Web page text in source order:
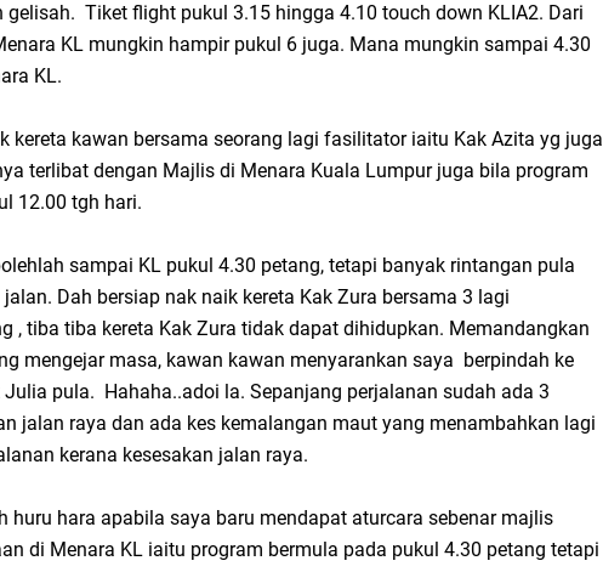
gelisah. Tiket flight pukul 3.15 hingga 4.10 touch down KLIA2. Dari
KL mungkin hampir pukul 6 juga. Mana mungkin sampai 4.30
KL.
kereta kawan bersama seorang lagi fasilitator iaitu Kak Azita yg juga
terlibat dengan Majlis di Menara Kuala Lumpur juga bila program
12.00 tgh hari.
sampai KL pukul 4.30 petang, tetapi banyak rintangan pula
Dah bersiap nak naik kereta Kak Zura bersama 3 lagi
, tiba tiba kereta Kak Zura tidak dapat dihidupkan. Memandangkan
mengejar masa, kawan kawan menyarankan saya berpindah ke
Julia pula. Hahaha..adoi la. Sepanjang perjalanan sudah ada 3
jalan raya dan ada kes kemalangan maut yang menambahkan lagi
kerana kesesakan jalan raya.
huru hara apabila saya baru mendapat aturcara sebenar majlis
di Menara KL iaitu program bermula pada pukul 4.30 petang tetapi